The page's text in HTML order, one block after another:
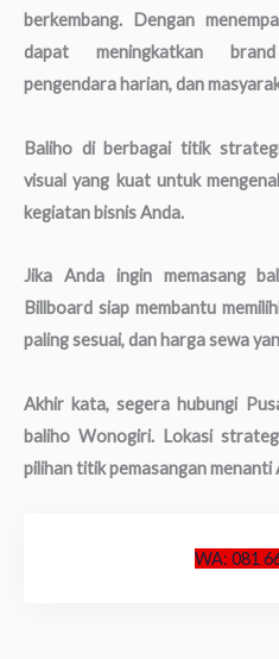
berkembang. Dengan
dapat meningkatkan
pengendara harian, dan
Baliho di berbagai titik
visual yang kuat untuk
kegiatan bisnis Anda.
Jika Anda ingin memasang
Billboard siap membantu
paling sesuai, dan harga sewa
Akhir kata, segera hubungi
baliho Wonogiri. Lokasi
pilihan titik pemasangan menanti
WA: 081